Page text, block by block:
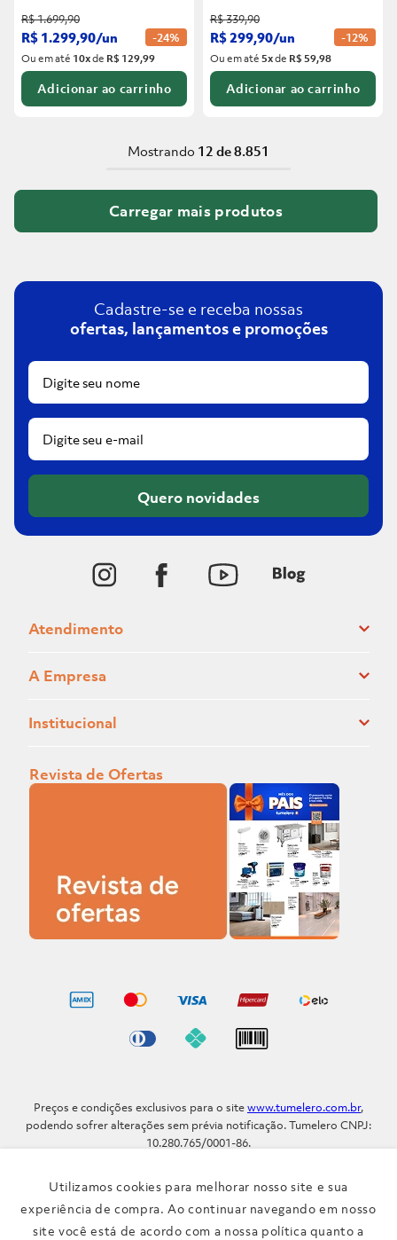
Utilizamos cookies para melhorar nosso site e sua
experiência de compra. Ao continuar navegando em nosso
site você está de acordo com a nossa política quanto a
R$1.699,90
R$ 1.299,90/un -24%
Ou em até 10xde R$ 129,99
Adicionar ao carrinho
R$339,90
R$299,90/un -12%
Ou em até5xde R$ 59,98
Adicionar ao carrinho
Mostrando 12 de 8.851
Cadastre-se e receba nossas
ofertas, lançamentos e promoções
Quero novidades
Atendimento
A Empresa
Institucional
Revista de Ofertas
Preços e condições exclusivos para o sitewww.tumelero.com.br,
podendo sofrer alterações sem prévia notificação. Tumelero CNPJ:
10.280.765/0001-86.
91.110-001
Telefone: (51) 3371-9290